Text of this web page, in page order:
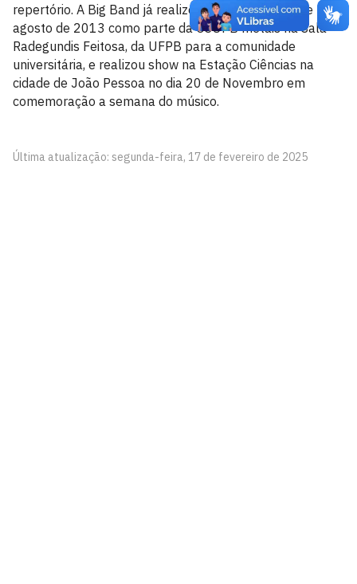
repertório. A Big Band já realizou concerto dia 23 de
agosto de 2013 como parte da OSUPB metais na Sala
Radegundis Feitosa, da UFPB para a comunidade
universitária, e realizou show na Estação Ciências na
cidade de João Pessoa no dia 20 de Novembro em
comemoração a semana do músico.
Última atualização: segunda-feira, 17 de fevereiro de 2025